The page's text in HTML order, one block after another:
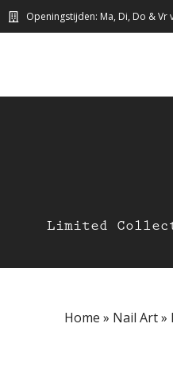
Openingstijden: Ma, Di, Do & Vr
Limited
Home » Nail Art»